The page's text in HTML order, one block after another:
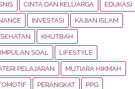
CINTA DAN KELUARGA EDUKASI
INVESTASI KAJIAN ISLAM
KHUTBAH
SOAL LIFESTYLE
PELAJARAN MUTIARA HIKMAH
PERANGKAT PPG